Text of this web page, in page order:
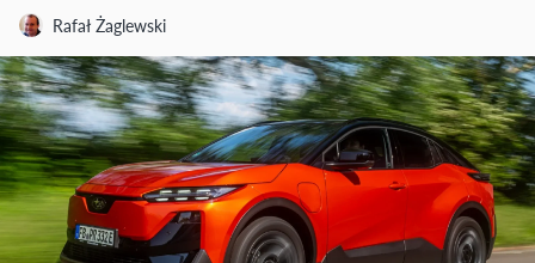
Rafał Żaglewski